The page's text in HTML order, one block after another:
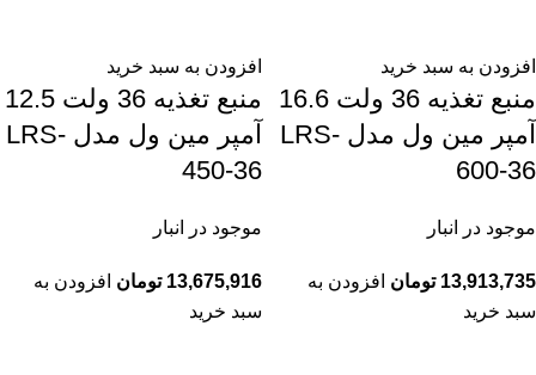
افزودن به سبد خرید
منبع تغذیه 36 ولت 16.6
آمپر مین ول مدل LRS-
600-36
موجود در انبار
13,913,735 تومان افزودن به
سبد خرید
افزودن به سبد خرید
منبع تغذیه 36 ولت 12.5
آمپر مین ول مدل LRS-
450-36
موجود در انبار
13,675,916 تومان افزودن به
سبد خرید